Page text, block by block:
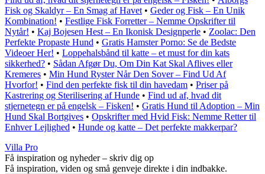
Fisk og Skaldyr – En Smag af Havet • Geder og Fisk – En Unik
Kombination! • Festlige Fisk Forretter – Nemme Opskrifter til
Nytår! • Kaj Bojesen Hest – En Ikonisk Designperle • Zoolac: Den
Perfekte Propaste Hund • Gratis Hamster Porno: Se de Bedste
Videoer Her! • Loppehalsbånd til katte – et must for din kats
sikkerhed? • Sådan Afgør Du, Om Din Kat Skal Aflives eller
Kremeres • Min Hund Ryster Når Den Sover – Find Ud Af
Hvorfor! • Find den perfekte fisk til din havedam • Priser på
Kastrering og Sterilisering af Hunde • Find ud af, hvad dit
stjernetegn er på engelsk – Fisken! • Gratis Hund til Adoption – Min
Hund Skal Bortgives • Opskrifter med Hvid Fisk: Nemme Retter til
Enhver Lejlighed • Hunde og katte – Det perfekte makkerpar?
Villa Pro
Få inspiration og nyheder – skriv dig op
Få inspiration, viden og små genveje direkte i din indbakke.